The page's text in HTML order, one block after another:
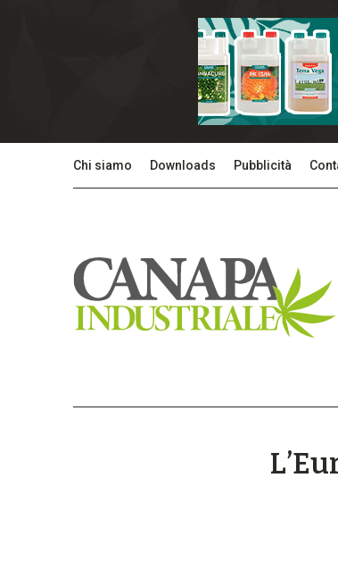
Chi siamo Downloads Pubblicità